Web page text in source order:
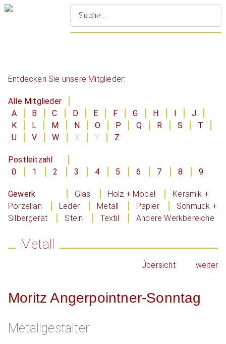
Entdecken Sie unsere Mitglieder:
Alle Mitglieder
A
B C D E F G H
J
K
L M N O P Q R S
T
U
V W X Y Z
Postleitzahl
0
1 2 3 4 5 6 7 8 9
Gewerk Glas Holz + Möbel
Keramik +
Porzellan
Leder Metall Papier
Schmuck +
Silbergerät
Stein Textil Andere Werkbereiche
Metall
Übersicht weiter
Moritz Angerpointner-Sonntag
Metallgestalter